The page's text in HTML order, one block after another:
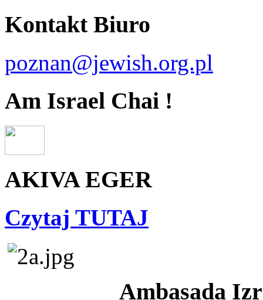
Kontakt Biuro
poznan@jewish.org.pl
Am Israel Chai !
AKIVA EGER
Czytaj TUTAJ
Ambasada